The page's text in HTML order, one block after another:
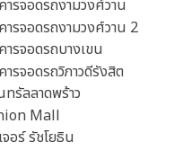
ารจอดรถงามวงศ์วาน
ารจอดรถงามวงศ์วาน 2
ารจอดรถบางเขน
ารจอดรถวิภาวดีรังสิต
ทรัลลาดพร้าว
Mall
จอร์ รัชโยธิน